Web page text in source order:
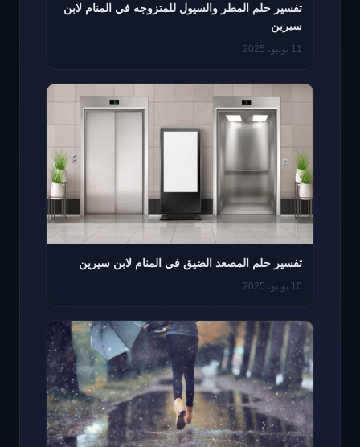
تفسير حلم المطر والسيول للمتزوجه في المنام لابن
سيرين
11 يونيو، 2025
تفسير حلم المصعد الضيق في المنام لابن سيرين
10 يونيو، 2025